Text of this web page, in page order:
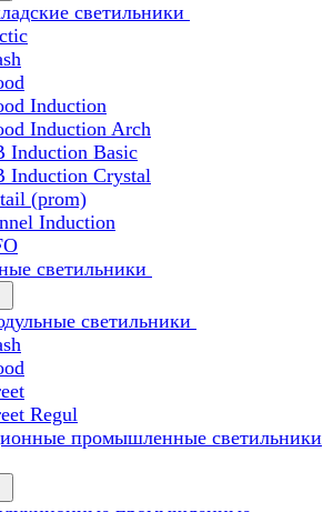
светильники
Induction
Induction Arch
Induction Basic
Induction Crystal
(prom)
Induction
светильники
светильники
Regul
промышленные светильники